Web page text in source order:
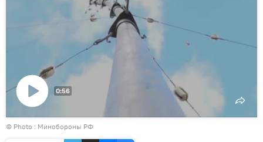
Воспроизвести
видео
0:56
© Photo : Минобороны РФ